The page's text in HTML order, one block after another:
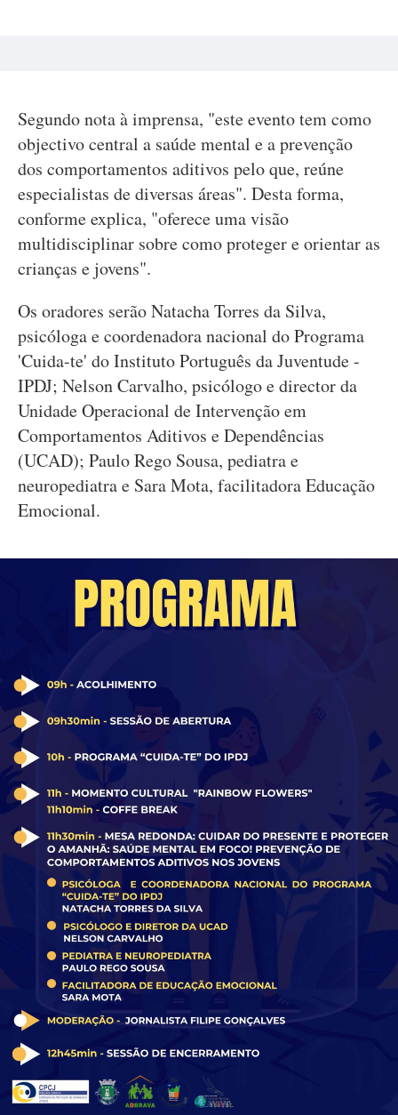
Segundo nota à imprensa, "este evento tem como
objectivo central a saúde mental e a prevenção
dos comportamentos aditivos pelo que, reúne
especialistas de diversas áreas". Desta forma,
conforme explica, "oferece uma visão
multidisciplinar sobre como proteger e orientar as
crianças e jovens".
Os oradores serão Natacha Torres da Silva,
psicóloga e coordenadora nacional do Programa
'Cuida-te' do Instituto Português da Juventude -
IPDJ; Nelson Carvalho, psicólogo e director da
Unidade Operacional de Intervenção em
Comportamentos Aditivos e Dependências
(UCAD); Paulo Rego Sousa, pediatra e
neuropediatra e Sara Mota, facilitadora Educação
Emocional.